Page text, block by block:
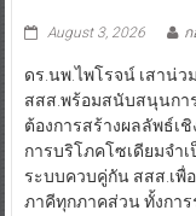
August 3, 2026 ก
ดร.นพ.ไพโรจน์ เสาน่ว
สสส.พร้อมสนับสนุนกา
ต้องการสร้างผลลัพธ์เ
การบริโภคโซเดียมจำ
ระบบควบคู่กัน สสส.เพื่
ภาคีทุกภาคส่วน ทั้งกา